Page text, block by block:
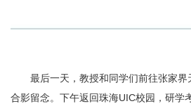
最后一天，教授和同学们前往张家
合影留念。下午返回珠海UIC校园，研学